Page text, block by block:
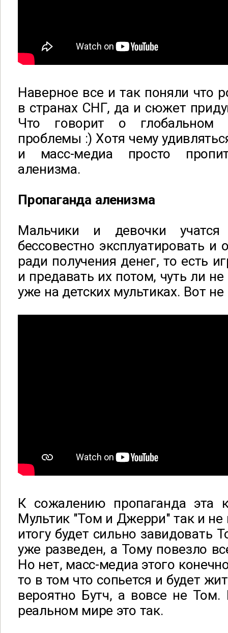
Наверное все и так поняли что
в странах СНГ, да и сюжет
Что говорит о глобальном
проблемы :) Хотя чему
и масс-медиа просто
аленизма.
Пропаганда аленизма
Мальчики и девочки
бессовестно эксплуатировать
ради получения денег, то есть
и предавать их потом, чуть ли
уже на детских мультиках. Вот
К сожалению пропаганда эта
Мультик "Том и Джерри" так и не
итогу будет сильно завидовать
уже разведен, а Тому повезло
Но нет, масс-медиа этого
то в том что сопьется и будет
вероятно Бутч, а вовсе не
реальном мире это так.